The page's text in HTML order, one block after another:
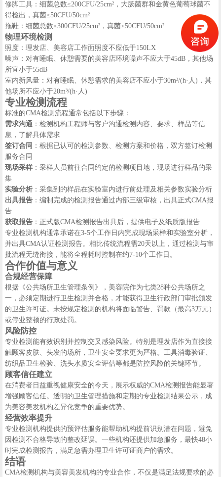
修脚工具：细菌总数≤200CFU/25cm²，大肠菌群和金黄色葡萄球菌不
得检出，真菌≤50CFU/50cm²
拖鞋：细菌总数≤300CFU/25cm²，真菌≤50CFU/50cm²
物理环境检测
照度：理发店、美容店工作面照度不应低于150LX
噪声：对有睡眠、休憩需要的美容店环境噪声不应大于45dB，其他场
所宜小于55dB
室内新风量：对有睡眠、休憩需求的美容店不应小于30m³/(h·人)，其
他场所不应小于20m³/(h·人)
专业检测流程
标准的CMA检测流程通常包括以下步骤：
需求沟通 ：检测机构工程师与客户沟通检测内容、要求、样品等信
息，了解具体需求
签订合同 ：根据已认可的检测参数、检测方案和价格，双方签订检测
服务合同
现场采样 ：采样人员前往合同约定的检测项目地，现场进行样品的采
集
实验分析 ：采集到的样品在实验室内进行前处理及相关参数实验分析
出具报告 ：编制完成的检测报告通过内部三级审核，出具正式CMA报
告
获取报告 ：正式版CMA检测报告出具后，提供电子及纸质版报告
专业检测机构通常承诺在3-5个工作日内完成现场采样和实验室分析，
并出具CMA认证检测报告。相比传统流程需20天以上，通过检测与审
批流程无缝衔接，能将全程耗时控制在约7-10个工作日。
合作价值与意义
合规经营保障
根据《公共场所卫生管理条例》，美容院作为七类28种公共场所之
一，必须定期进行卫生检测并合格，才能获得卫生行政部门审批颁发
的卫生许可证。未按规定检测的机构将面临警告、罚款（最高3万元）
或停业整顿的行政处罚。
风险防控
专业检测能有效识别并控制交叉感染风险。特别是理发店作为直接接
触顾客皮肤、头发的场所，卫生安全要求更为严格。工具消毒验证、
纺织品卫生检验、洗头水质安全评估等都是防控风险的关键环节。
顾客信任建立
在消费者日益重视健康安全的今天，展示权威的CMA检测报告能显著
增强顾客信任。透明的卫生管理措施和定期的专业检测结果公示，成
为美容美发机构差异化竞争的重要优势。
经营效率提升
专业检测机构提供的预评估服务能帮助机构提前识别潜在问题，避免
因检测不合格导致的整改延误。一些机构还提供加急服务，最快48小
时完成检测报告，满足急需办理卫生许可证商户的需求。
结语
CMA检测机构与美容美发机构的专业合作，不仅是满足法规要求的必